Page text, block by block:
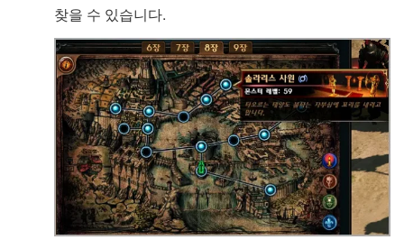
찾을 수 있습니다.